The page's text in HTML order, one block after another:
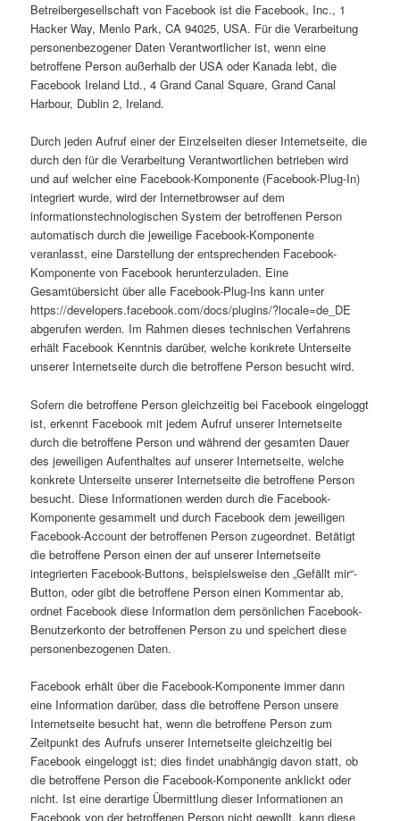
Betreibergesellschaft von Facebook ist die Facebook, Inc., 1
Hacker Way, Menlo Park, CA 94025, USA. Für die Verarbeitung
personenbezogener Daten Verantwortlicher ist, wenn eine
betroffene Person außerhalb der USA oder Kanada lebt, die
Facebook Ireland Ltd., 4 Grand Canal Square, Grand Canal
Harbour, Dublin 2, Ireland.
Durch jeden Aufruf einer der Einzelseiten dieser Internetseite, die
durch den für die Verarbeitung Verantwortlichen betrieben wird
und auf welcher eine Facebook-Komponente (Facebook-Plug-In)
integriert wurde, wird der Internetbrowser auf dem
informationstechnologischen System der betroffenen Person
automatisch durch die jeweilige Facebook-Komponente
veranlasst, eine Darstellung der entsprechenden Facebook-
Komponente von Facebook herunterzuladen. Eine
Gesamtübersicht über alle Facebook-Plug-Ins kann unter
https://developers.facebook.com/docs/plugins/?locale=de_DE
abgerufen werden. Im Rahmen dieses technischen Verfahrens
erhält Facebook Kenntnis darüber, welche konkrete Unterseite
unserer Internetseite durch die betroffene Person besucht wird.
Sofern die betroffene Person gleichzeitig bei Facebook eingeloggt
ist, erkennt Facebook mit jedem Aufruf unserer Internetseite
durch die betroffene Person und während der gesamten Dauer
des jeweiligen Aufenthaltes auf unserer Internetseite, welche
konkrete Unterseite unserer Internetseite die betroffene Person
besucht. Diese Informationen werden durch die Facebook-
Komponente gesammelt und durch Facebook dem jeweiligen
Facebook-Account der betroffenen Person zugeordnet. Betätigt
die betroffene Person einen der auf unserer Internetseite
integrierten Facebook-Buttons, beispielsweise den „Gefällt mir“-
Button, oder gibt die betroffene Person einen Kommentar ab,
ordnet Facebook diese Information dem persönlichen Facebook-
Benutzerkonto der betroffenen Person zu und speichert diese
personenbezogenen Daten.
Facebook erhält über die Facebook-Komponente immer dann
eine Information darüber, dass die betroffene Person unsere
Internetseite besucht hat, wenn die betroffene Person zum
Zeitpunkt des Aufrufs unserer Internetseite gleichzeitig bei
Facebook eingeloggt ist; dies findet unabhängig davon statt, ob
die betroffene Person die Facebook-Komponente anklickt oder
nicht. Ist eine derartige Übermittlung dieser Informationen an
Facebook von der betroffenen Person nicht gewollt, kann diese